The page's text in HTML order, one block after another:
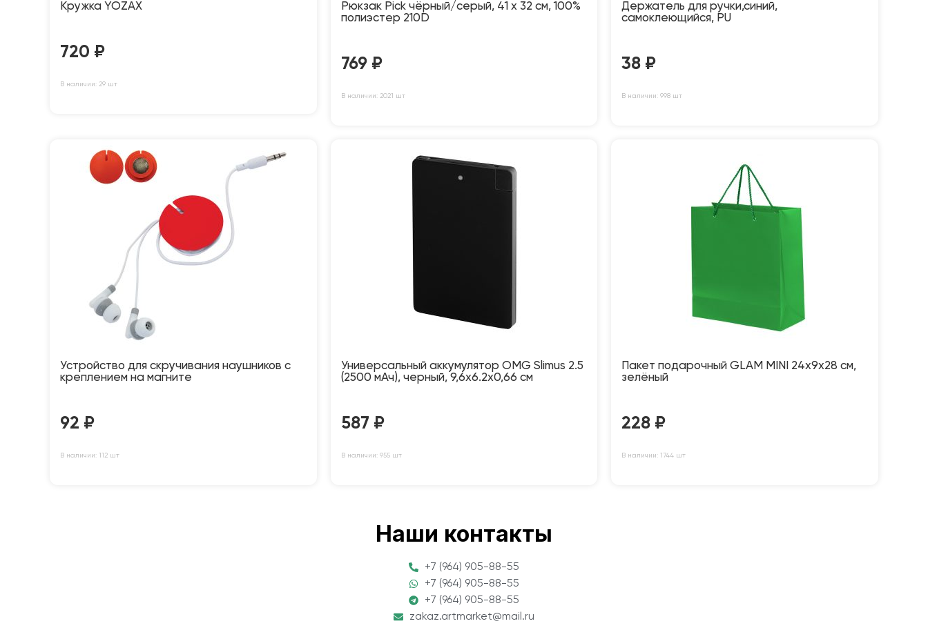
Кружка YOZAX
720 ₽
В наличии: 29 шт
Рюкзак Pick чёрный/серый, 41 x 32 см, 100%
полиэстер 210D
769 ₽
В наличии: 2021 шт
Держатель для ручки,синий,
самоклеющийся, PU
38 ₽
В наличии: 998 шт
Устройство для скручивания наушников с
креплением на магните
92 ₽
В наличии: 112 шт
Универсальный аккумулятор OMG Slimus 2.5
(2500 мАч), черный, 9,6х6.2х0,66 см
587 ₽
В наличии: 955 шт
Пакет подарочный GLAM MINI 24х9х28 см,
зелёный
228 ₽
В наличии: 1744 шт
Наши контакты
+7 (964) 905-88-55
+7 (964) 905-88-55
+7 (964) 905-88-55
zakaz.artmarket@mail.ru